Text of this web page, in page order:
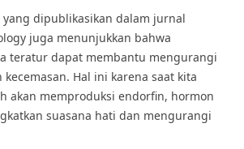
dipublikasikan dalam jurnal
juga menunjukkan bahwa
teratur dapat membantu mengurangi
Hal ini karena saat kita
akan memproduksi endorfin, hormon
suasana hati dan mengurangi